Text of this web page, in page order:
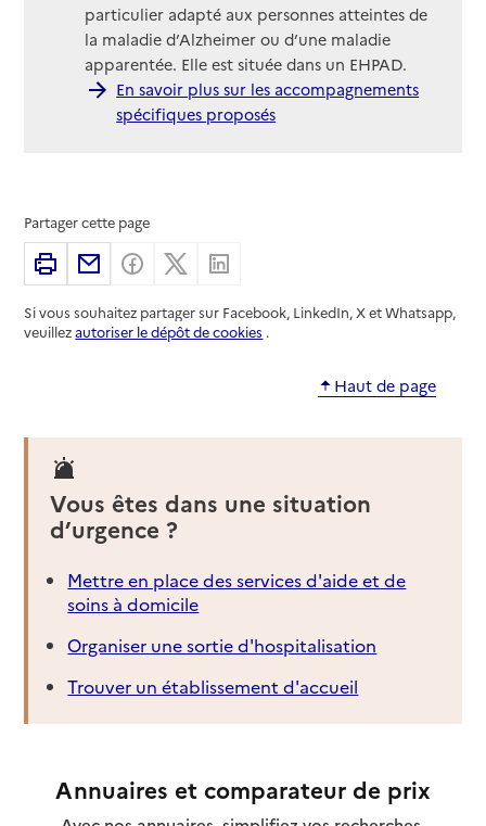
particulier adapté aux personnes atteintes de
la maladie d’Alzheimer ou d’une maladie
apparentée. Elle est située dans un EHPAD.
En savoir plus sur les accompagnements
spécifiques proposés
Partager cette page
ImprimerPartager par email
Partager sur Facebook
Partager sur X
Si vous souhaitez partager sur Facebook, LinkedIn, X et Whatsapp,
veuillezautoriser le dépôt de cookies .
Haut de page
Vous êtes dans une situation
d’urgence ?
Mettre en place des services d'aide et de
soins à domicile
Organiser une sortie d'hospitalisation
Trouver un établissement d'accueil
Annuaires et comparateur de prix